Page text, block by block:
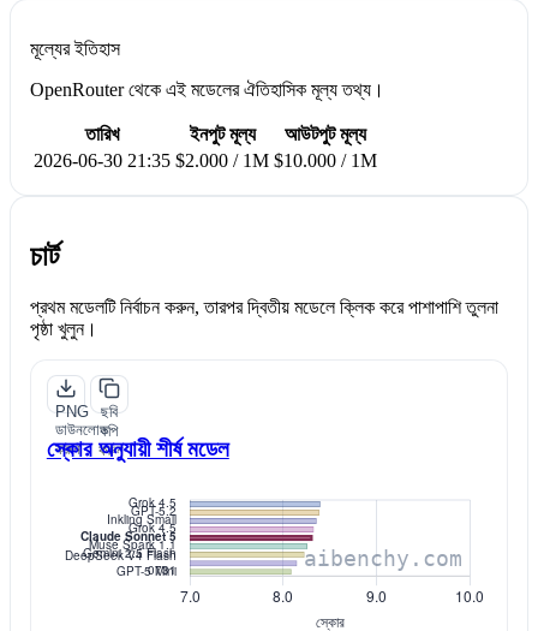
মূল্যের ইতিহাস
OpenRouter থেকে এই মডেলের ঐতিহাসিক মূল্য তথ্য।
তারিখ ইনপুট মূল্য
আউটপুট মূল্য
2026-06-30 21:35 $2.000 / 1M $10.000 / 1M
চার্ট
প্রথম মডেলটি নির্বাচন করুন, তারপর দ্বিতীয় মডেলে ক্লিক করে পাশাপাশি তুলনা
পৃষ্ঠা খুলুন।
PNG
ডাউনলোড
করুন
ছবি
কপি
করুন
স্কোর অনুযায়ী শীর্ষ মডেল